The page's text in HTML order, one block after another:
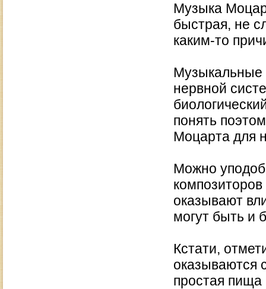
Музыка
быстрая, не
каким-то
Музыкальные
нервной
понять
Моцарта для
Можно
оказывают
могут быть и
Кстати,
оказываются
простая пища